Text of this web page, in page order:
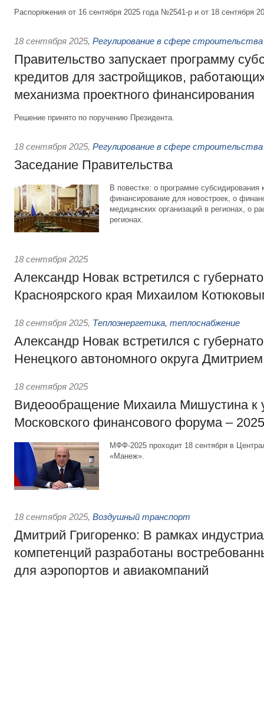
Распоряжения от 16 сентября 2025 года №2541-р и от 18 сентября
18 сентября 2025, Регулирование в сфере строительства
Правительство запускает программу
кредитов для застройщиков,
механизма проектного финансирования
Решение принято по поручению Президента.
18 сентября 2025, Регулирование в сфере строительства
Заседание Правительства
В повестке: о программе субсидирования
финансирование для новостроек, о
медицинских организаций в регионах, о
регионах.
18 сентября 2025
Александр Новак встретился с
Красноярского края Михаилом
18 сентября 2025, Теплоэнергетика, теплоснабжение
Александр Новак встретился с
Ненецкого автономного округа
18 сентября 2025
Видеообращение Михаила Мишустина к
Московского финансового форума – 2025
МФФ-2025 проходит 18 сентября в
«Манеж».
18 сентября 2025, Воздушный транспорт
Дмитрий Григоренко: В рамках
компетенций разработаны
для аэропортов и авиакомпаний